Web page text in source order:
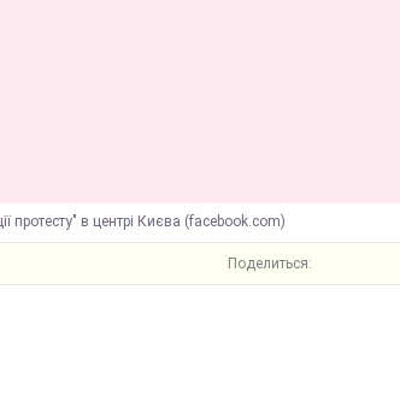
протесту" в центрі Києва (facebook.com)
Поделиться: